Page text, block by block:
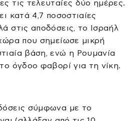
τις τελευταίες δύο ημέρες.
κατά 4,7 ποσοστιαίες
στις αποδόσεις, το Ισραήλ
που σημείωσε μικρή
βάση, ενώ η Ρουμανία
όγδοο φαβορί για τη νίκη.
σύμφωνα με το